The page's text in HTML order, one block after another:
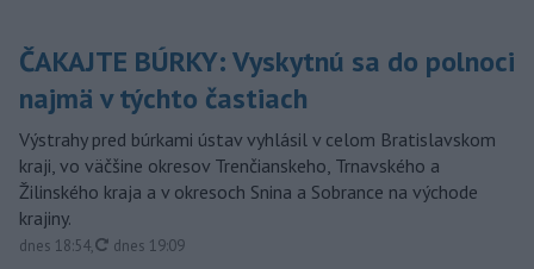
ČAKAJTE BÚRKY: Vyskytnú sa do polnoci
najmä v týchto častiach
Výstrahy pred búrkami ústav vyhlásil v celom Bratislavskom
kraji, vo väčšine okresov Trenčianskeho, Trnavského a
Žilinského kraja a v okresoch Snina a Sobrance na východe
krajiny.
dnes 18:54, aktualizované
dnes 19:09